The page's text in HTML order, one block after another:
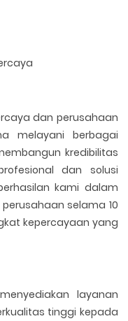
dan perusahaan
melayani berbagai
kredibilitas
dan solusi
kami dalam
selama 10
kepercayaan yang
layanan
tinggi kepada